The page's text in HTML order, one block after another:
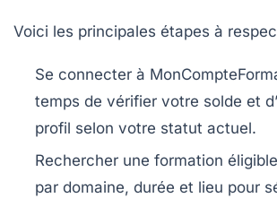
Voici les principales étapes à
Se connecter à
temps de vérifier votre solde et
profil selon votre statut actuel.
Rechercher une formation
par domaine, durée et lieu pour